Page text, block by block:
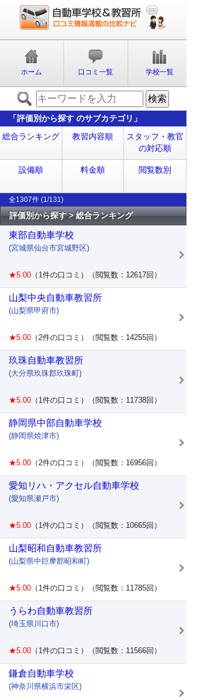
ホーム 口コミ一覧 学校一覧
「評価別から探す のサブカテゴリ」
総合ランキング 教習内容順
スタッフ・教官
の対応順
設備順 料金順 閲覧数別
全1307件 (1/131)
評価別から探す > 総合ランキング
東部自動車学校
(宮城県仙台市宮城野区)
★5.00 （1件の口コミ）（閲覧数：12617回）
山梨中央自動車教習所
(山梨県甲府市)
★5.00 （2件の口コミ）（閲覧数：14255回）
玖珠自動車教習所
(大分県玖珠郡玖珠町)
★5.00 （1件の口コミ）（閲覧数：11738回）
静岡県中部自動車学校
(静岡県焼津市)
★5.00 （2件の口コミ）（閲覧数：16956回）
愛知リハ・アクセル自動車学校
(愛知県瀬戸市)
★5.00 （1件の口コミ）（閲覧数：10665回）
山梨昭和自動車教習所
(山梨県中巨摩郡昭和町)
★5.00 （1件の口コミ）（閲覧数：11785回）
うらわ自動車教習所
(埼玉県川口市)
★5.00 （1件の口コミ）（閲覧数：11566回）
鎌倉自動車学校
(神奈川県横浜市栄区)